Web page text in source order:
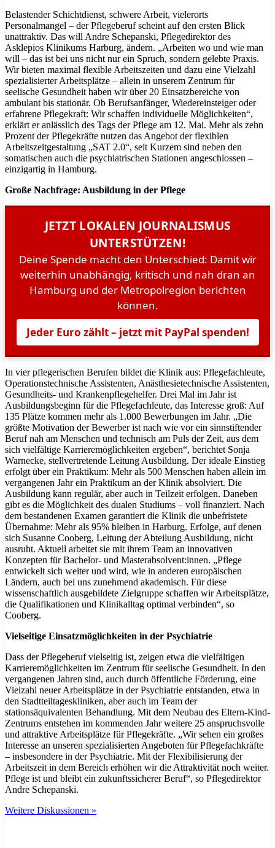
Belastender Schichtdienst, schwere Arbeit, vielerorts
Personalmangel – der Pflegeberuf scheint auf den ersten Blick
unattraktiv. Das will Andre Schepanski, Pflegedirektor des
Asklepios Klinikums Harburg, ändern. „Arbeiten wo und wie man
will – das ist bei uns nicht nur ein Spruch, sondern gelebte Praxis.
Wir bieten maximal flexible Arbeitszeiten und dazu eine Vielzahl
spezialisierter Arbeitsplätze – allein in unserem Zentrum für
seelische Gesundheit haben wir über 20 Einsatzbereiche von
ambulant bis stationär. Ob Berufsanfänger, Wiedereinsteiger oder
erfahrene Pflegekraft: Wir schaffen individuelle Möglichkeiten“,
erklärt er anlässlich des Tags der Pflege am 12. Mai. Mehr als zehn
Prozent der Pflegekräfte nutzen das Angebot der flexiblen
Arbeitszeitgestaltung „SAT 2.0“, seit Kurzem sind neben den
somatischen auch die psychiatrischen Stationen angeschlossen –
einzigartig in Hamburg.
Große Nachfrage: Ausbildung in der Pflege
JETZT LOKALEN JOURNALISMUS
UNTERSTÜTZEN!
Deine Spende macht den Unterschied: Damit wir
weiterhin unabhängig, kritisch und nah dran an
Hamburg und der Metropolregion berichten
können.
Jeder Euro zählt – jetzt mit PayPal spenden!
In vier pflegerischen Berufen bildet die Klinik aus: Pflegefachleute,
Operationstechnische Assistenten, Anästhesietechnische Assistenten,
Gesundheits- und Krankenpflegehelfer. Drei Mal im Jahr ist
Ausbildungsbeginn für die Pflegefachleute, das Interesse groß: Auf
135 Plätze kommen mehr als 1.000 Bewerbungen im Jahr. „Die
größte Motivation der Bewerber ist nach wie vor ein sinnstiftender
Beruf nah am Menschen und technisch am Puls der Zeit, aus dem
sich vielfältige Karrieremöglichkeiten ergeben“, berichtet Sonja
Warnecke, stellvertretende Leitung Ausbildung. Der ideale Einstieg
erfolgt über ein Praktikum: Mehr als 500 Menschen haben allein im
vergangenen Jahr ein Praktikum an der Klinik absolviert. Die
Ausbildung kann regulär, aber auch in Teilzeit erfolgen. Daneben
gibt es die Möglichkeit des dualen Studiums – voll finanziert. Nach
dem bestandenen Examen garantiert die Klinik die unbefristete
Übernahme: Mehr als 95% bleiben in Harburg. Erfolge, auf denen
sich Susanne Cooberg, Leitung der Abteilung Ausbildung, nicht
ausruht. Aktuell arbeitet sie mit ihrem Team an innovativen
Konzepten für Bachelor- und Masterabsolvent:innen. „Pflege
entwickelt sich weiter und wird, wie in anderen europäischen
Ländern, auch bei uns zunehmend akademisch. Für diese
wissenschaftlich ausgebildete Zielgruppe schaffen wir Arbeitsplätze,
die Qualifikationen und Klinikalltag optimal verbinden“, so
Cooberg.
Vielseitige Einsatzmöglichkeiten in der Psychiatrie
Dass der Pflegeberuf vielseitig ist, zeigen etwa die vielfältigen
Karrieremöglichkeiten im Zentrum für seelische Gesundheit. In den
vergangenen Jahren sind, auch durch öffentliche Förderung, eine
Vielzahl neuer Arbeitsplätze in der Psychiatrie entstanden, etwa in
den Stadtteiltageskliniken, aber auch im Team der
stationsäquivalenten Behandlung. Mit dem Neubau des Eltern-Kind-
Zentrums entstehen im kommenden Jahr weitere 25 anspruchsvolle
und attraktive Arbeitsplätze für Pflegekräfte. „Wir sehen ein großes
Interesse an unseren spezialisierten Angeboten für Pflegefachkräfte
– insbesondere in der Psychiatrie. Mit der Flexibilisierung der
Arbeitszeit in dem Bereich erhöhen wir die Attraktivität noch weiter.
Pflege ist und bleibt ein zukunftssicherer Beruf“, so Pflegedirektor
Andre Schepanski.
Weitere Diskussionen »